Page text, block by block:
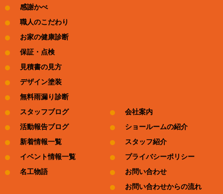
感謝かべ
職人のこだわり
お家の健康診断
保証・点検
見積書の見方
デザイン塗装
無料雨漏り診断
スタッフブログ
活動報告ブログ
新着情報一覧
イベント情報一覧
名工物語
会社案内
ショールームの紹介
スタッフ紹介
プライバシーポリシー
お問い合わせ
お問い合わせからの流れ